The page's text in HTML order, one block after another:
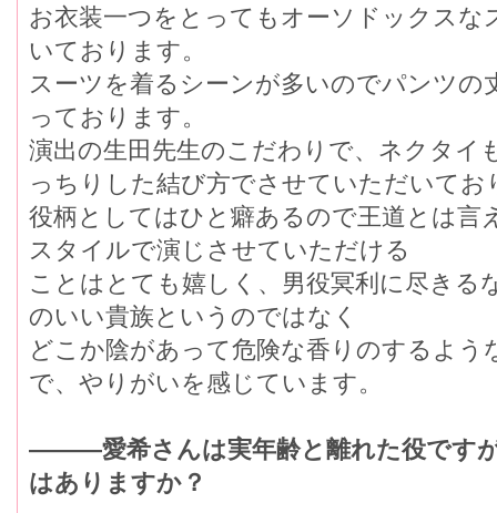
お衣装一つをとってもオーソドックス
いております。
スーツを着るシーンが多いのでパンツ
っております。
演出の生田先生のこだわりで、ネクタイ
っちりした結び方でさせていただいてお
役柄としてはひと癖あるので王道とは言
スタイルで演じさせていただける
ことはとても嬉しく、男役冥利に尽きる
のいい貴族というのではなく
どこか陰があって危険な香りのするよう
で、やりがいを感じています。
―――愛希さんは実年齢と離れた役です
はありますか？